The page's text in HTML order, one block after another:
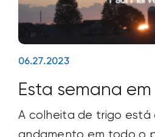
06.27.2023
Esta semana
A colheita de trigo está